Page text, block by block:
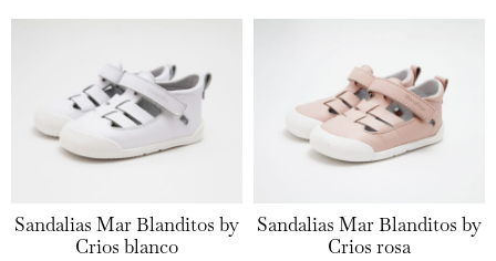
Sandalias Mar Blanditos by
Crios blanco
Sandalias Mar Blanditos by
Crios rosa